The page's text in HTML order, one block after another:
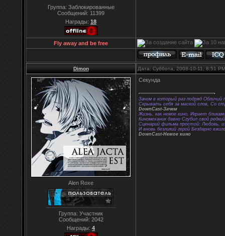
Группа: Заблокированные
Сообщений: 11399
Награды: 18
Fly away and be free
Dimon Дата: Суббота, 2008-10-11, 8:51
Alen Roxe
Группа: Участник
Сообщений: 2042
Награды: 4
Секунда
Зачем в который раз подряд Обличий
Скрывать себя за маской слов, Со
DownCast-Зачем
Жизнь, как немое кино, Играет
Киномеханик давно Сгубил свой
Сценарий фильма простой: Любовь,
И вновь безликий герой Бездарно
DownCast-Немое кино